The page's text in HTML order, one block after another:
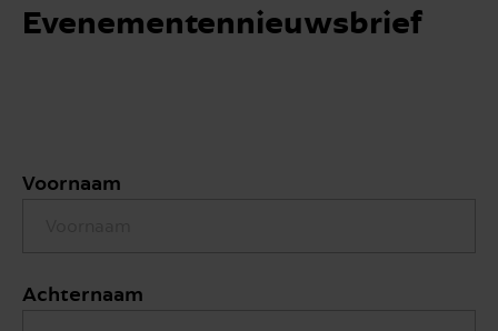
Evenementennieuwsbrief
Voornaam
Achternaam